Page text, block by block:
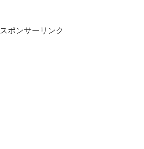
スポンサーリンク